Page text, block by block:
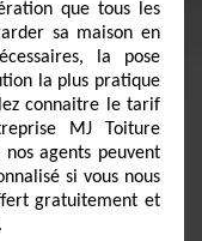
que tous les
sa maison en
la pose
la plus pratique
connaitre le tarif
MJ Toiture
agents peuvent
si vous nous
gratuitement et